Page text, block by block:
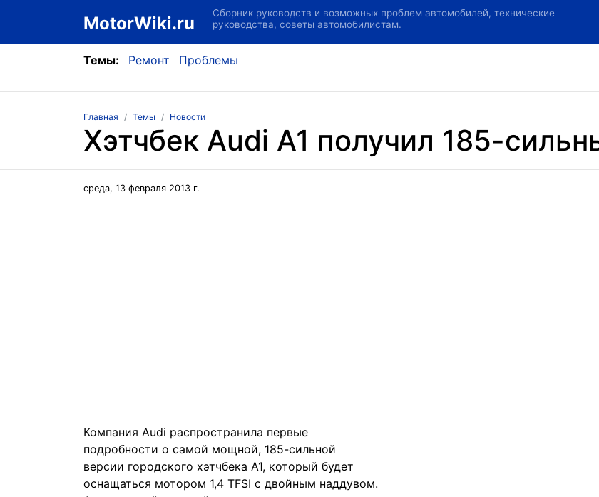
MotorWiki.ru
Сборник руководств и возможных проблем автомобилей, технические
руководства, советы автомобилистам.
Темы: Ремонт Проблемы
Главная Темы Новости
Хэтчбек Audi A1 получил 185-
среда, 13 февраля 2013 г.
Компания Audi распространила первые
подробности о самой мощной, 185-сильной
версии городского хэтчбека A1, который будет
оснащаться мотором 1,4 TFSI с двойным наддувом.